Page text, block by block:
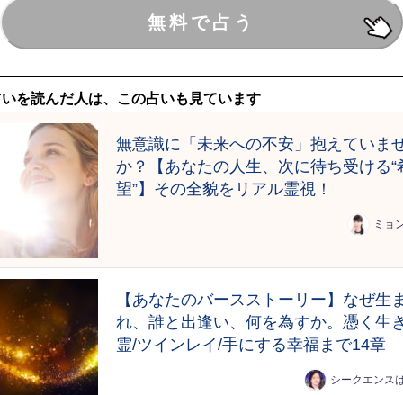
を読んだ人は、この占いも見ています
無意識に「未来への不安」抱えていま
か？【あなたの人生、次に待ち受ける“
望”】その全貌をリアル霊視！
ミョ
【あなたのバースストーリー】なぜ生ま
れ、誰と出逢い、何を為すか。憑く生き
霊/ツインレイ/手にする幸福まで14章
シークエンス